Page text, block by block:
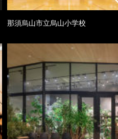
那須烏山市立烏山小学校